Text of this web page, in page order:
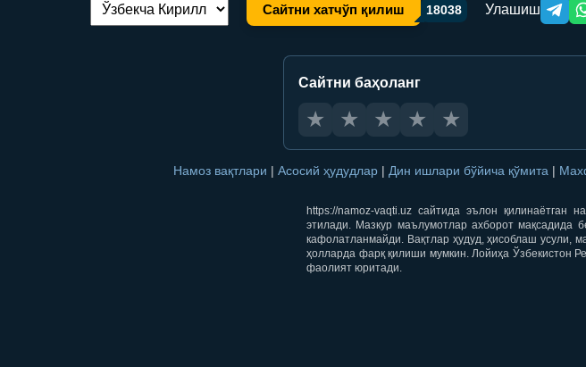
Тилни алмаштириш: Сайтни хатчўп қилиш 18038 Улашиш
Сайтни баҳоланг
★ ★ ★ ★ ★
Намоз вақтлари | Асосий ҳудудлар | Дин ишлари бўйича қўмита |
https://namoz-vaqti.uz сайтида эълон қилинаётган
этилади. Мазкур маълумотлар ахборот мақсадида
кафолатланмайди. Вақтлар ҳудуд, ҳисоблаш усули,
ҳолларда фарқ қилиши мумкин. Лойиҳа Ўзбекистон
фаолият юритади.